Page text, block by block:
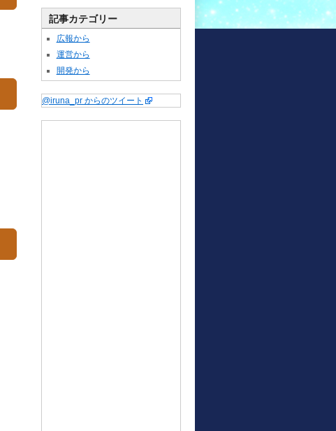
記事カテゴリー
広報から
運営から
開発から
@iruna_pr からのツイート